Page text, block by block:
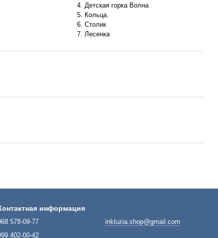
4. Детская горка Волна
5. Кольца.
6. Столик
7. Лесенка
информация
578-09-77
402-00-42
inkluzia.shop@gmail.com